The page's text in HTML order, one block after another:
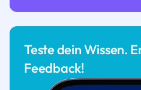
Teste dein Wissen.
Feedback!